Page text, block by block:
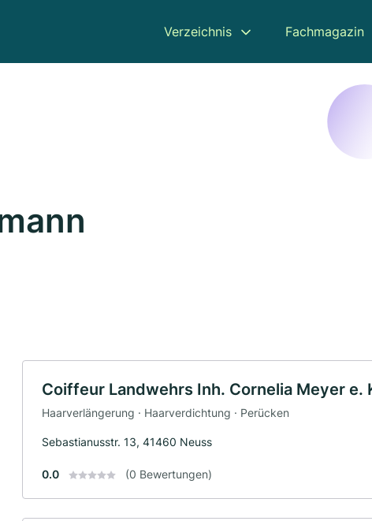
Verzeichnis Fachmagazin
Coiffeur Landwehrs Inh. Cornelia Meyer e.
Haarverlängerung · Haarverdichtung · Perücken
Sebastianusstr. 13, 41460 Neuss
0.0 (0 Bewertungen)